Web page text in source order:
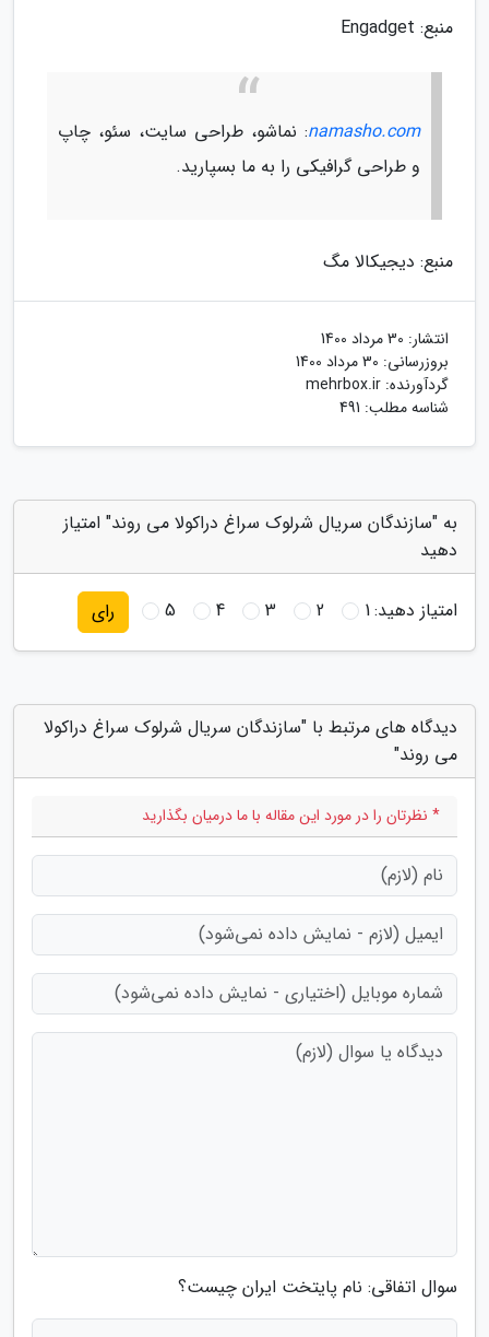
منبع: Engadget
namasho.com: نماشو، طراحی سایت، سئو، چاپ
و طراحی گرافیکی را به ما بسپارید.
منبع: دیجیکالا مگ
انتشار: 30 مرداد 1400
بروزرسانی: 30 مرداد 1400
گردآورنده: mehrbox.ir
شناسه مطلب: 491
به "سازندگان سریال شرلوک سراغ دراکولا می روند" امتیاز
دهید
امتیاز دهید:1
2
3
4
5 رای
دیدگاه های مرتبط با "سازندگان سریال شرلوک سراغ دراکولا
می روند"
* نظرتان را در مورد این مقاله با ما درمیان بگذارید
سوال اتفاقی: نام پایتخت ایران چیست؟